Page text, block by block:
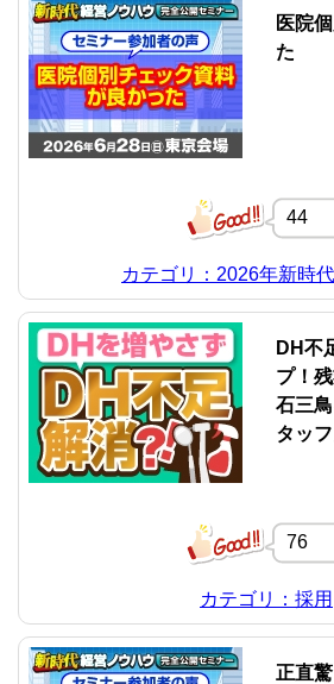
医院
た
44
カテゴリ：2026年新時
DH不
プ！
石三
タッ
76
カテゴリ：採用
正直